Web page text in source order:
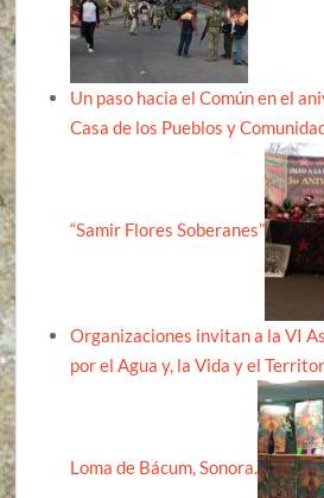
Un paso hacia el Común en el
Casa de los Pueblos y
“Samir Flores Soberanes”
Organizaciones invitan a la VI
por el Agua y, la Vida y el
Loma de Bácum, Sonora.